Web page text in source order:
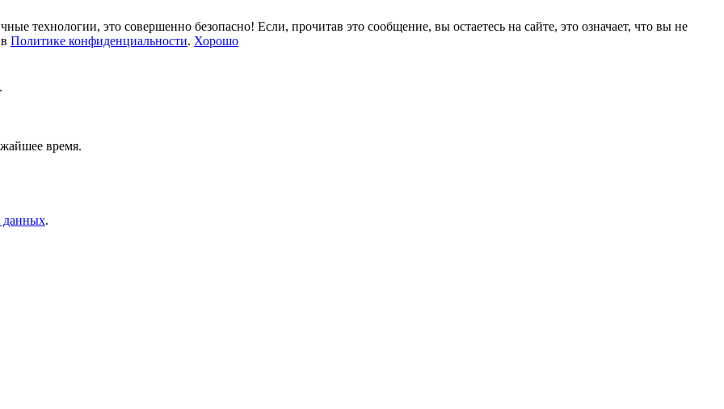
технологии, это совершенно безопасно! Если, прочитав это сообщение, вы остаетесь на сайте, это означает, что вы не
Политике конфиденциальности. Хорошо
время.
данных.